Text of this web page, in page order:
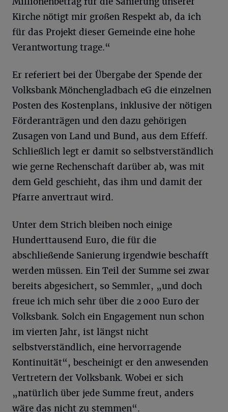
Kirche nötigt mir großen Respekt ab, da ich
für das Projekt dieser Gemeinde eine hohe
Verantwortung trage.“
Er referiert bei der Übergabe der Spende der
Volksbank Mönchengladbach eG die einzelnen
Posten des Kostenplans, inklusive der nötigen
Förderanträgen und den dazu gehörigen
Zusagen von Land und Bund, aus dem Effeff.
Schließlich legt er damit so selbstverständlich
wie gerne Rechenschaft darüber ab, was mit
dem Geld geschieht, das ihm und damit der
Pfarre anvertraut wird.
Unter dem Strich bleiben noch einige
Hunderttausend Euro, die für die
abschließende Sanierung irgendwie beschafft
werden müssen. Ein Teil der Summe sei zwar
bereits abgesichert, so Semmler, „und doch
freue ich mich sehr über die 2 000 Euro der
Volksbank. Solch ein Engagement nun schon
im vierten Jahr, ist längst nicht
selbstverständlich, eine hervorragende
Kontinuität“, bescheinigt er den anwesenden
Vertretern der Volksbank. Wobei er sich
„natürlich über jede Summe freut, anders
wäre das nicht zu stemmen“.